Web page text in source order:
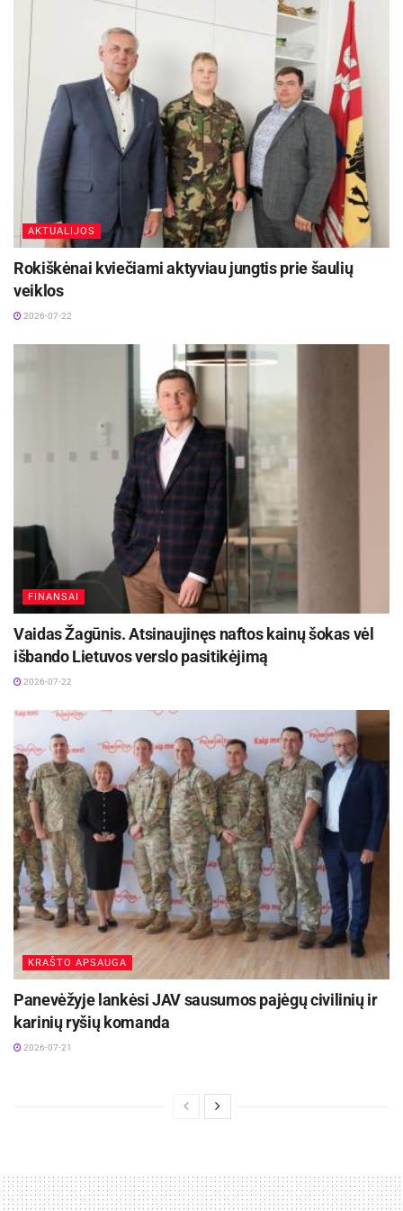
AKTUALIJOS
Rokiškėnai kviečiami aktyviau jungtis prie šaulių
veiklos
2026-07-22
FINANSAI
Vaidas Žagūnis. Atsinaujinęs naftos kainų šokas vėl
išbando Lietuvos verslo pasitikėjimą
2026-07-22
KRAŠTO APSAUGA
Panevėžyje lankėsi JAV sausumos pajėgų civilinių ir
karinių ryšių komanda
2026-07-21